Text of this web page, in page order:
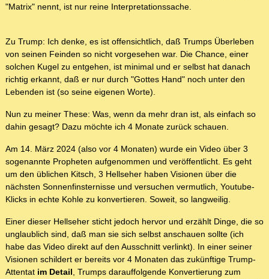
"Matrix" nennt, ist nur reine Interpretationssache.
Zu Trump: Ich denke, es ist offensichtlich, daß Trumps Überleben
von seinen Feinden so nicht vorgesehen war. Die Chance, einer
solchen Kugel zu entgehen, ist minimal und er selbst hat danach
richtig erkannt, daß er nur durch "Gottes Hand" noch unter den
Lebenden ist (so seine eigenen Worte).
Nun zu meiner These: Was, wenn da mehr dran ist, als einfach so
dahin gesagt? Dazu möchte ich 4 Monate zurück schauen.
Am 14. März 2024 (also vor 4 Monaten) wurde ein Video über 3
sogenannte Propheten aufgenommen und veröffentlicht. Es geht
um den üblichen Kitsch, 3 Hellseher haben Visionen über die
nächsten Sonnenfinsternisse und versuchen vermutlich, Youtube-
Klicks in echte Kohle zu konvertieren. Soweit, so langweilig.
Einer dieser Hellseher sticht jedoch hervor und erzählt Dinge, die so
unglaublich sind, daß man sie sich selbst anschauen sollte (ich
habe das Video direkt auf den Ausschnitt verlinkt). In einer seiner
Visionen schildert er bereits vor 4 Monaten das zukünftige Trump-
Attentat im Detail, Trumps darauffolgende Konvertierung zum